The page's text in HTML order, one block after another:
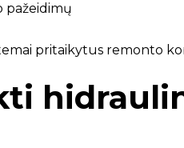
pažeidimų
pritaikytus remonto